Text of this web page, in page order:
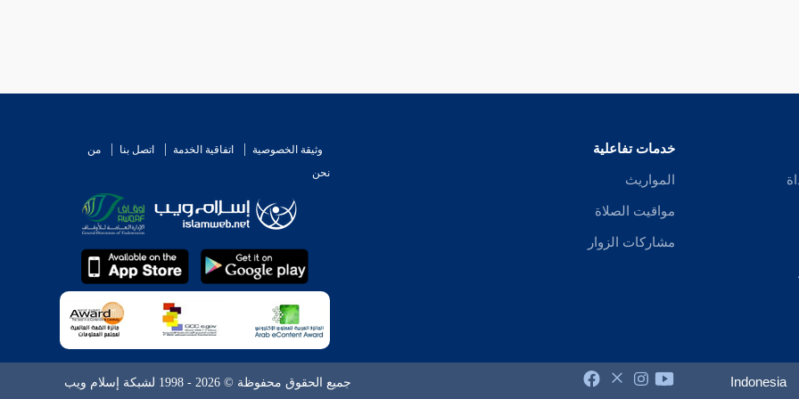
خدمات تفاعلية
المواريث
مواقيت الصلاة
مشاركات الزوار
وثيقة الخصوصية اتفاقية الخدمة اتصل بنا
من
نحن
Indonesia جميع الحقوق محفوظة © 2026 - 1998 لشبكة إسلام ويب